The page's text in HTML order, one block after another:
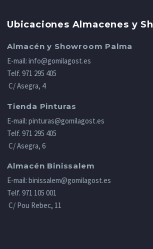
Ubicaciones Almacenes y
Almacén y Showroom Palma
E-mail: info@gomilagost.es
Telf. 971 295 405
C/ Asegra, 4
Tienda Pinturas
E-mail: pinturas@gomilagost.es
Telf. 971 295 405
C/ Asegra, 6
Almacén Binissalem
E-mail: binissalem@gomilagost.es
Telf. 971 105 001
C/ Pou Rebec, 11